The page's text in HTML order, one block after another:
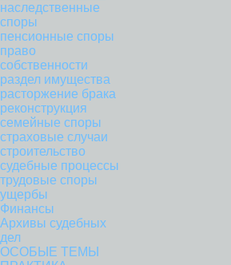
наследственные
споры
пенсионные споры
право
собственности
раздел имущества
расторжение брака
реконструкция
семейные споры
страховые случаи
строительство
судебные процессы
трудовые споры
ущербы
Финансы
Архивы судебных
дел
ОСОБЫЕ ТЕМЫ